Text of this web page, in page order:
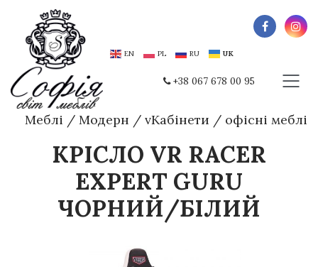
EN PL RU UK
+38 067 678 00 95
Меблі / Модерн / vКабінети / офісні меблі
КРІСЛО VR RACER
EXPERT GURU
ЧОРНИЙ/БІЛИЙ